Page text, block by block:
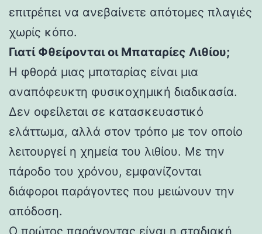
επιτρέπει να ανεβαίνετε απότομες πλαγιές
χωρίς κόπο.
Γιατί Φθείρονται οι Μπαταρίες Λιθίου;
Η φθορά μιας μπαταρίας είναι μια
αναπόφευκτη φυσικοχημική διαδικασία.
Δεν οφείλεται σε κατασκευαστικό
ελάττωμα, αλλά στον τρόπο με τον οποίο
λειτουργεί η χημεία του λιθίου. Με την
πάροδο του χρόνου, εμφανίζονται
διάφοροι παράγοντες που μειώνουν την
απόδοση.
Ο πρώτος παράγοντας είναι η σταδιακή